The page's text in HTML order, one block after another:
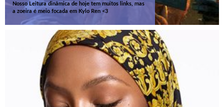
Nosso Leitura dinâmica de hoje tem muitos links, mas
a zoeira é meio focada em Kylo Ren <3